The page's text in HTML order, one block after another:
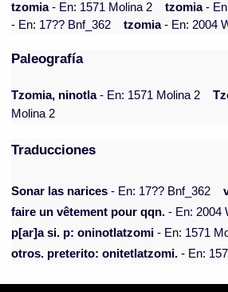
tzomia- En: 1571 Molina 2 tzomia-
- En: 17?? Bnf_362
tzomia- En: 2004
Paleografía
Tzomia, ninotla- En: 1571 Molina 2
Molina 2
Traducciones
Sonar las narices - En: 17?? Bnf_362
faire un vêtement pour qqn. - En: 2004
p[ar]a si. p: oninotlatzomi - En: 1571
otros. preterito: onitetlatzomi. - En: